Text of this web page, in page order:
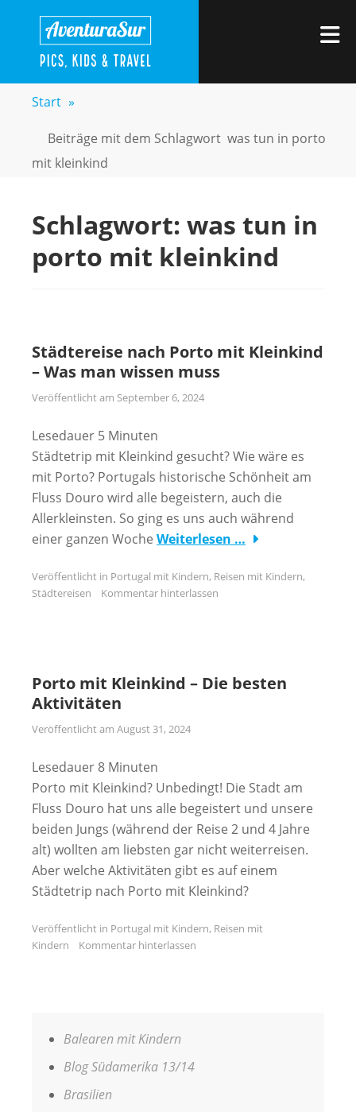
springen
AVENTURASUR
Start »
Beiträge mit dem Schlagwort was tun in porto
mit kleinkind
Schlagwort: was tun in
porto mit kleinkind
Städtereise nach Porto mit Kleinkind
– Was man wissen muss
Veröffentlicht am September 6, 2024
Lesedauer 5 Minuten
Städtetrip mit Kleinkind gesucht? Wie wäre es
mit Porto? Portugals historische Schönheit am
Fluss Douro wird alle begeistern, auch die
Allerkleinsten. So ging es uns auch während
einer ganzen Woche Weiterlesen …
Veröffentlicht in Portugal mit Kindern, Reisen mit Kindern,
Städtereisen
Kommentar hinterlassen
Porto mit Kleinkind – Die besten
Aktivitäten
Veröffentlicht am August 31, 2024
Lesedauer 8 Minuten
Porto mit Kleinkind? Unbedingt! Die Stadt am
Fluss Douro hat uns alle begeistert und unsere
beiden Jungs (während der Reise 2 und 4 Jahre
alt) wollten am liebsten gar nicht weiterreisen.
Aber welche Aktivitäten gibt es auf einem
Städtetrip nach Porto mit Kleinkind?
Veröffentlicht in Portugal mit Kindern, Reisen mit
Kindern
Kommentar hinterlassen
Balearen mit Kindern
Blog Südamerika 13/14
Brasilien